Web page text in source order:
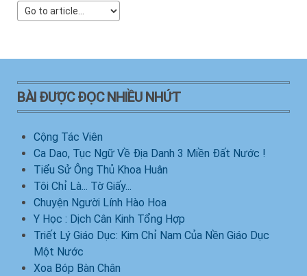
BÀI ĐƯỢC ĐỌC NHIỀU NHỨT
Cộng Tác Viên
Ca Dao, Tục Ngữ Về Địa Danh 3 Miền Đất Nước !
Tiểu Sử Ông Thủ Khoa Huân
Tôi Chỉ Là... Tờ Giấy...
Chuyện Người Lính Hào Hoa
Y Học : Dịch Cân Kinh Tổng Hợp
Triết Lý Giáo Dục: Kim Chỉ Nam Của Nền Giáo Dục
Một Nước
Xoa Bóp Bàn Chân